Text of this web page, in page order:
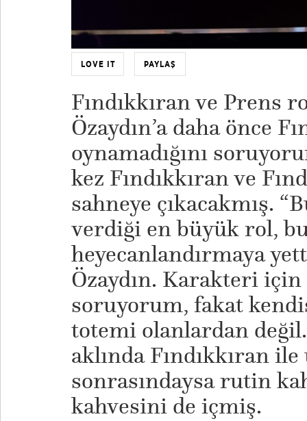
LOVE IT PAYLAŞ
Fındıkkıran ve Prens
Özaydın’a daha önce
oynamadığını
kez Fındıkkıran ve
sahneye çıkacakmış.
verdiği en büyük rol,
heyecanlandırmaya
Özaydın. Karakteri için
soruyorum, fakat
totemi olanlardan
aklında Fındıkkıran
sonrasındaysa rutin
kahvesini de içmiş.